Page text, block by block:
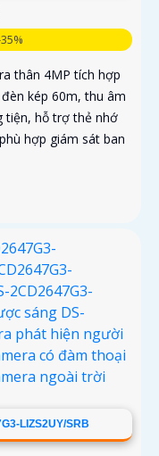
thân 4MP tích hợp
kép 60m, thu âm
tiện, hỗ trợ thẻ nhớ
hợp giám sát ban
LIZS2UY/SRB